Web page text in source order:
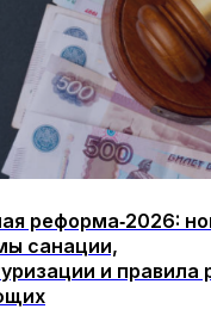
реформа‑2026:
санации,
и правила